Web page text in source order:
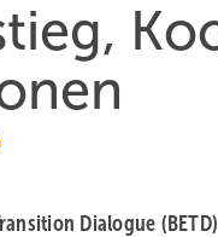
Dialogue